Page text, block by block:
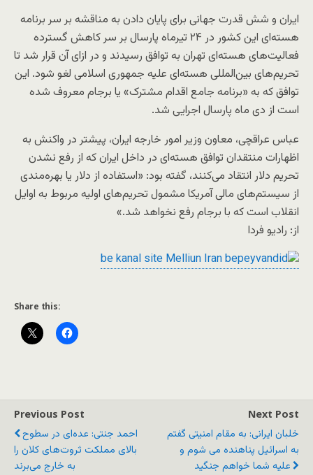
ایران و شش قدرت جهانی برای پایان دادن به مناقشه بر سر برنامه
هسته‌ای این کشور در ۲۴ تیرماه پارسال بر سر کاهش گسترده
فعالیت‌های هسته‌ای تهران به توافق رسیدند و در ازای آن قرار شد تا
تحریم‌های بین‌المللی هسته‌ای علیه جمهوری اسلامی لغو شود. این
توافق که به «برنامه جامع اقدام مشترک» یا برجام معروف شده
است از دی ماه پارسال اجرایی شد.
عباس عراقچی، معاون وزیر امور خارجه ایران، پیشتر در واکنش به
اظهارات منتقدان توافق هسته‌ای در داخل ایران که از رفع نشدن
تحریم دلار انتقاد می‌کنند، گفته بود: «استفاده از دلار یا بهره‌مندی
از سیستم‌های مالی آمریکا مشمول تحریم‌های اولیه مربوط به اوایل
انقلاب است که با برجام رفع نخواهد شد.»
از: رادیو فردا
Share this:
Previous Post
احمد جنتی: عده‌ای در سطوح
بالای مملکت ثروت‌های کلان را
به خارج می‌برند
Next Post
خلبان ایرانی: به مقام امنیتی گفتم
به اسرائیل پناهنده می شوم و
علیه شما خواهم جنگید